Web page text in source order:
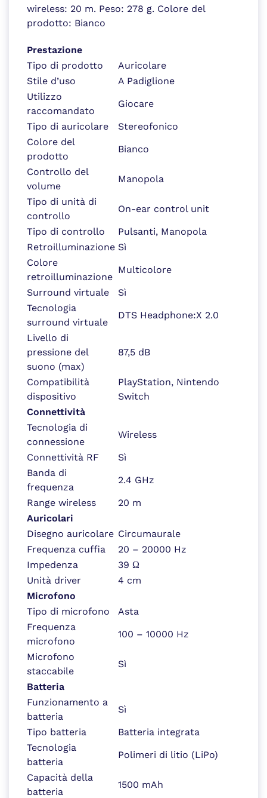
wireless: 20 m. Peso: 278 g. Colore del
prodotto: Bianco
Prestazione
Tipo di prodotto
Auricolare
Stile d’uso
A Padiglione
Utilizzo
raccomandato
Giocare
Tipo di auricolare
Stereofonico
Colore del
prodotto
Bianco
Controllo del
volume
Manopola
Tipo di unità di
controllo
On-ear control unit
Tipo di controllo
Pulsanti, Manopola
Retroilluminazione Sì
Colore
retroilluminazione
Multicolore
Surround virtuale
Sì
Tecnologia
surround virtuale
DTS Headphone:X 2.0
Livello di
pressione del
suono (max)
87,5 dB
Compatibilità
dispositivo
PlayStation, Nintendo
Switch
Connettività
Tecnologia di
connessione
Wireless
Connettività RF
Sì
Banda di
frequenza
2.4 GHz
Range wireless
20 m
Auricolari
Disegno auricolare Circumaurale
Frequenza cuffia
20 – 20000 Hz
Impedenza
39 Ω
Unità driver
4 cm
Microfono
Tipo di microfono
Asta
Frequenza
microfono
100 – 10000 Hz
Microfono
staccabile
Sì
Batteria
Funzionamento a
batteria
Sì
Tipo batteria
Batteria integrata
Tecnologia
batteria
Polimeri di litio (LiPo)
Capacità della
batteria
1500 mAh